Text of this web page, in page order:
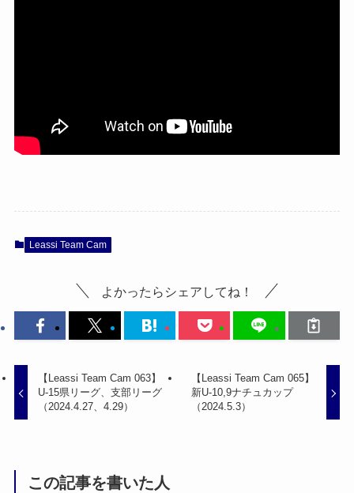
Leassi Team Cam
よかったらシェアしてね！
【Leassi Team Cam 063】
U-15県リーグ、支部リーグ
（2024.4.27、4.29）
【Leassi Team Cam 065】
新U-10,9ナチュカップ
（2024.5.3）
この記事を書いた人